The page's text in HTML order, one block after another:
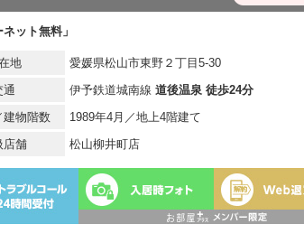
ット無料」
地
愛媛県松山市東野２丁目5-30
通
伊予鉄道城南線 道後温泉 徒歩24分
建物階数
1989年4月／地上4階建て
店舗
松山柳井町店